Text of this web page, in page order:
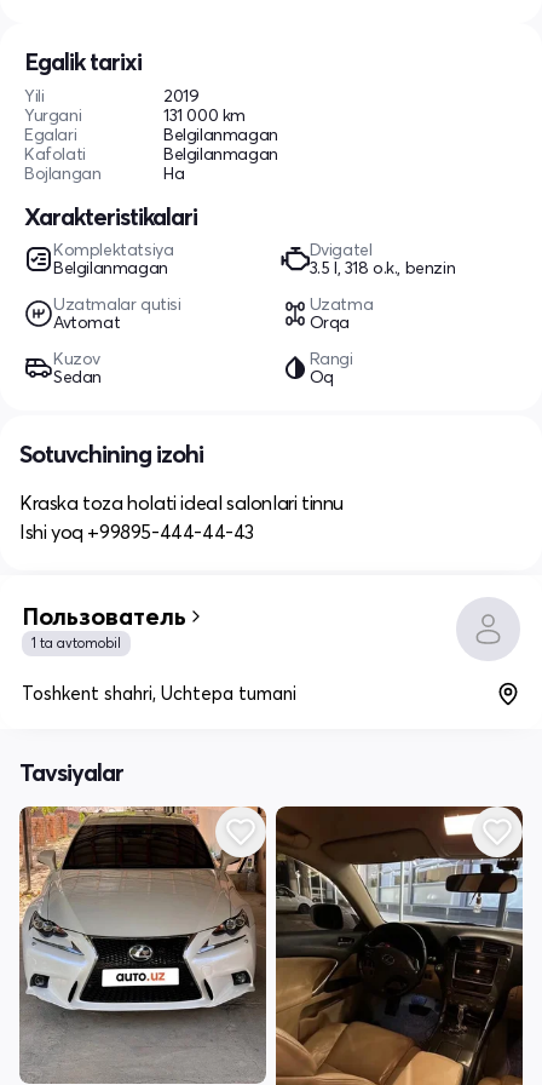
Egalik tarixi
Yili
2019
Yurgani
131 000 km
Egalari
Belgilanmagan
Kafolati
Belgilanmagan
Bojlangan
Ha
Xarakteristikalari
Komplektatsiya
Belgilanmagan
Dvigatel
3.5 l, 318 o.k., benzin
Uzatmalar qutisi
Avtomat
Uzatma
Orqa
Kuzov
Sedan
Rangi
Oq
Sotuvchining izohi
Kraska toza holati ideal salonlari tinnu
Ishi yoq +99895-444-44-43
Пользователь
1 ta avtomobil
Toshkent shahri, Uchtepa tumani
Tavsiyalar